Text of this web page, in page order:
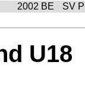
2002 BE SV
U18